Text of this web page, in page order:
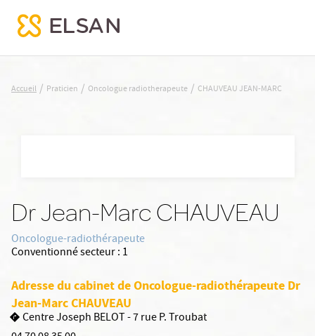
CHAUVEAU JEAN-MARC
Accueil / Praticien / Oncologue radiotherapeute / CHAUVEAU JEAN-MARC
Dr Jean-Marc CHAUVEAU
Oncologue-radiothérapeute
Conventionné secteur : 1
Adresse du cabinet de Oncologue-radiothérapeute Dr
Jean-Marc CHAUVEAU
Centre Joseph BELOT - 7 rue P. Troubat